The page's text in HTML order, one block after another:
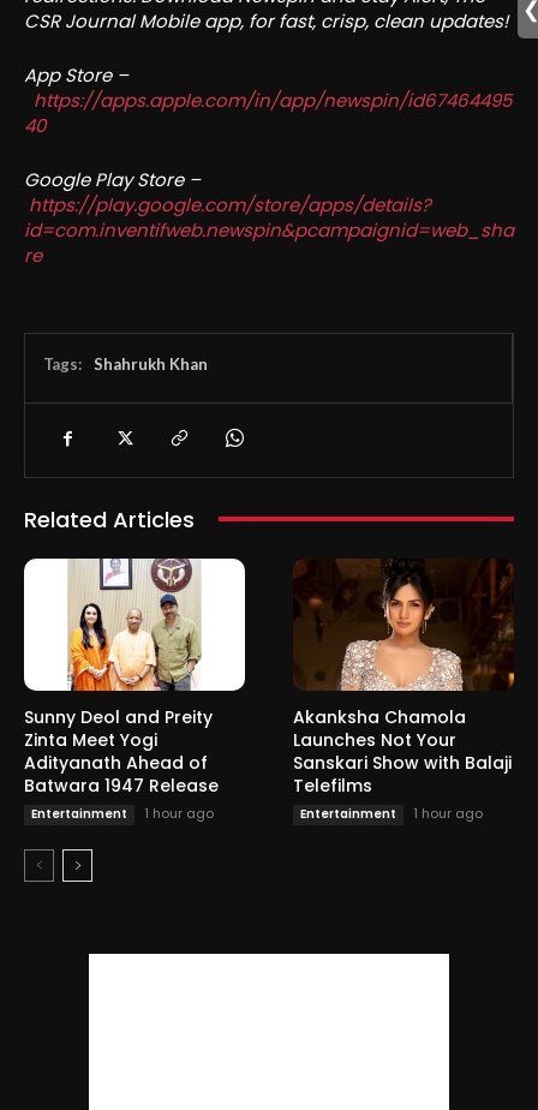
CSR Journal Mobile app, for fast, crisp, clean updates!
App Store –
https://apps.apple.com/in/app/newspin/id67464495
40
Google Play Store –
https://play.google.com/store/apps/details?
id=com.inventifweb.newspin&pcampaignid=web_sha
re
Tags: Shahrukh Khan
Related Articles
Sunny Deol and Preity
Zinta Meet Yogi
Adityanath Ahead of
Batwara 1947 Release
Entertainment 1 hour ago
Akanksha Chamola
Launches Not Your
Sanskari Show with Balaji
Telefilms
Entertainment 1 hour ago